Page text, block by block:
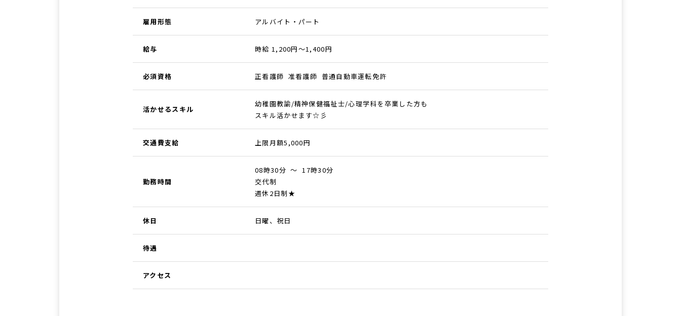
雇用形態 アルバイト・パート
給与 時給 1,200円～1,400円
必須資格 正看護師 准看護師 普通自動車運転免許
活かせるスキル
幼稚園教諭/精神保健福祉士/心理学科を卒業した方も
スキル活かせます☆彡
交通費支給 上限月額5,000円
勤務時間
08時30分 ～ 17時30分
交代制
週休2日制★
休日 日曜、祝日
待遇
アクセス